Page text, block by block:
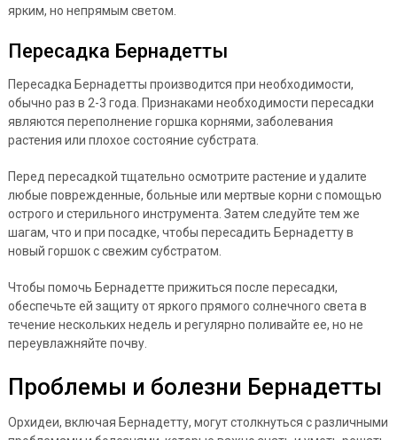
ярким, но непрямым светом.
Пересадка Бернадетты
Пересадка Бернадетты производится при необходимости,
обычно раз в 2-3 года. Признаками необходимости пересадки
являются переполнение горшка корнями, заболевания
растения или плохое состояние субстрата.
Перед пересадкой тщательно осмотрите растение и удалите
любые поврежденные, больные или мертвые корни с помощью
острого и стерильного инструмента. Затем следуйте тем же
шагам, что и при посадке, чтобы пересадить Бернадетту в
новый горшок с свежим субстратом.
Чтобы помочь Бернадетте прижиться после пересадки,
обеспечьте ей защиту от яркого прямого солнечного света в
течение нескольких недель и регулярно поливайте ее, но не
переувлажняйте почву.
Проблемы и болезни Бернадетты
Орхидеи, включая Бернадетту, могут столкнуться с различными